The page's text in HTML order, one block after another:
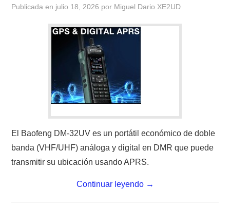
HISTORIA DE LA RADIO
LA PULGA MERCANTE
LITERATURA DE LA RADIO
MIEMBROS ORIGINALES
MODOS DIGITALES
MORSE CW APRENDE Y MAS
Publicada en julio 18, 2026 por Miguel Dario XE2UD
El Baofeng DM-32UV es un portátil económico de doble
banda (VHF/UHF) análoga y digital en DMR que puede
transmitir su ubicación usando APRS.
Continuar leyendo →